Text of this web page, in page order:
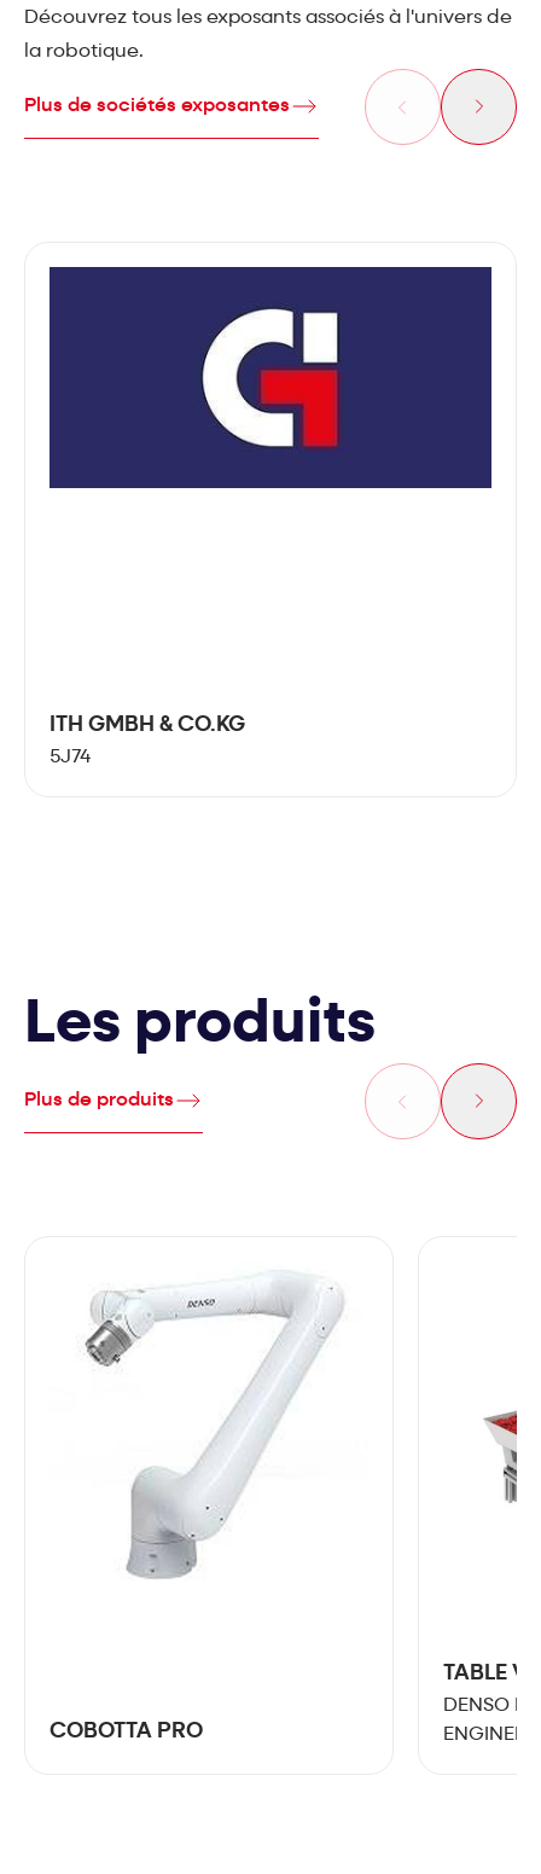
Découvrez tous les exposants associés à l'univers de
la robotique.
Plus de sociétés exposantes
ITH GMBH & CO.KG
5J74
Les produits
Plus de produits
COBOTTA PRO
TABLE
DENSO